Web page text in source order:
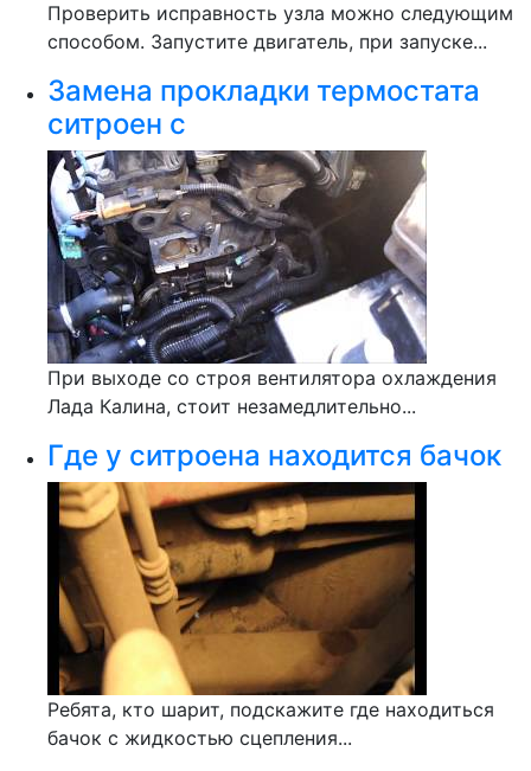
Проверить исправность узла можно следующим
способом. Запустите двигатель, при запуске...
Замена прокладки термостата
ситроен с
При выходе со строя вентилятора охлаждения
Лада Калина, стоит незамедлительно...
Где у ситроена находится бачок
Ребята, кто шарит, подскажите где находиться
бачок с жидкостью сцепления...